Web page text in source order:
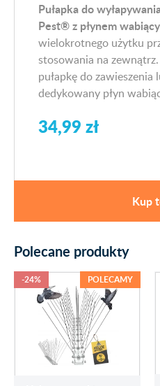
Pułapka do
Pest® z płynem
wielokrotnego użytku
stosowania na
pułapkę do
dedykowany płyn
34,99 zł
Kup
Polecane produkty
-24% POLECAMY